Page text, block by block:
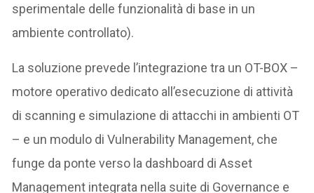
sperimentale delle funzionalità di base in un
ambiente controllato).
La soluzione prevede l’integrazione tra un OT-BOX –
motore operativo dedicato all’esecuzione di attività
di scanning e simulazione di attacchi in ambienti OT
– e un modulo di Vulnerability Management, che
funge da ponte verso la dashboard di Asset
Management integrata nella suite di Governance e